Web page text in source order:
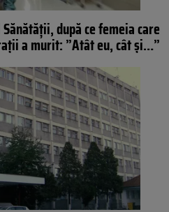
după ce femeia care
a murit: ”Atât eu, cât și…”